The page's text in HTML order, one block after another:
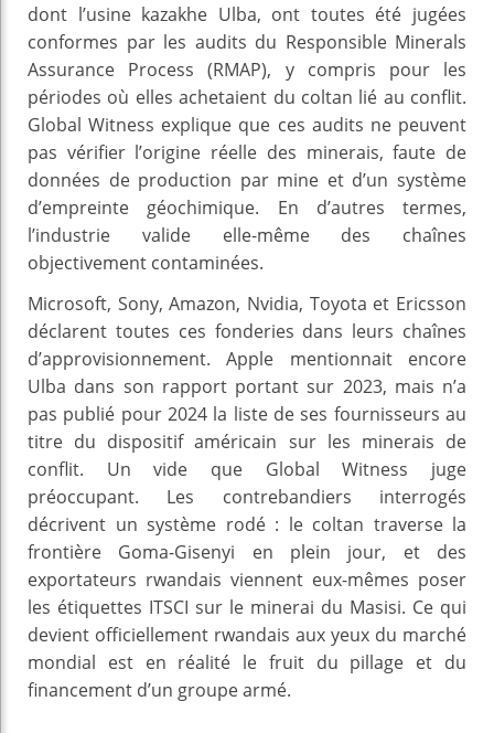
dont l’usine kazakhe Ulba, ont toutes été jugées
conformes par les audits du Responsible Minerals
Assurance Process (RMAP), y compris pour les
périodes où elles achetaient du coltan lié au conflit.
Global Witness explique que ces audits ne peuvent
pas vérifier l’origine réelle des minerais, faute de
données de production par mine et d’un système
d’empreinte géochimique. En d’autres termes,
l’industrie valide elle-même des chaînes
objectivement contaminées.
Microsoft, Sony, Amazon, Nvidia, Toyota et Ericsson
déclarent toutes ces fonderies dans leurs chaînes
d’approvisionnement. Apple mentionnait encore
Ulba dans son rapport portant sur 2023, mais n’a
pas publié pour 2024 la liste de ses fournisseurs au
titre du dispositif américain sur les minerais de
conflit. Un vide que Global Witness juge
préoccupant. Les contrebandiers interrogés
décrivent un système rodé : le coltan traverse la
frontière Goma-Gisenyi en plein jour, et des
exportateurs rwandais viennent eux-mêmes poser
les étiquettes ITSCI sur le minerai du Masisi. Ce qui
devient officiellement rwandais aux yeux du marché
mondial est en réalité le fruit du pillage et du
financement d’un groupe armé.